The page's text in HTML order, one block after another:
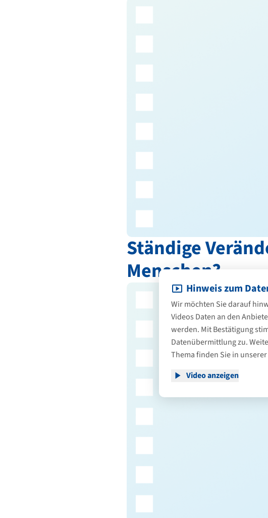
Hinweis zum
Wir möchten Sie darauf
Videos Daten an den
werden. Mit Bestätigung
Datenübermittlung zu.
Thema finden Sie in unserer
Video anzeigen
Ständige
Menschen?